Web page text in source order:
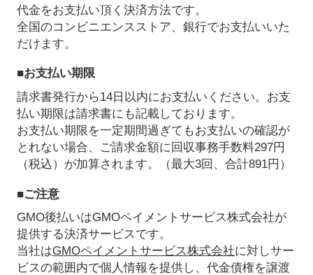
代金をお支払い頂く決済方法です。
全国のコンビニエンスストア、銀行でお支払いいた
だけます。
■お支払い期限
請求書発行から14日以内にお支払いください。お支
払い期限は請求書にも記載しております。
お支払い期限を一定期間過ぎてもお支払いの確認が
とれない場合、ご請求金額に回収事務手数料297円
（税込）が加算されます。（最大3回、合計891円）
■ご注意
GMO後払いはGMOペイメントサービス株式会社が
提供する決済サービスです。
当社はGMOペイメントサービス株式会社に対しサー
ビスの範囲内で個人情報を提供し、代金債権を譲渡